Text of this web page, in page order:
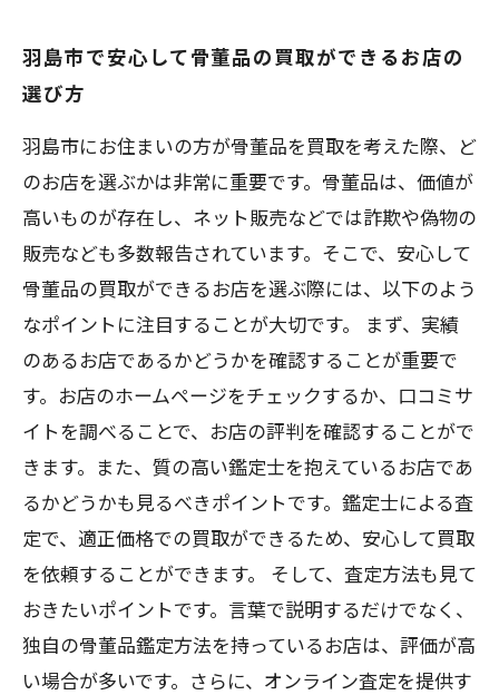
羽島市で安心して骨董品の買取ができるお店の
選び方
羽島市にお住まいの方が骨董品を買取を考えた際、ど
のお店を選ぶかは非常に重要です。骨董品は、価値が
高いものが存在し、ネット販売などでは詐欺や偽物の
販売なども多数報告されています。そこで、安心して
骨董品の買取ができるお店を選ぶ際には、以下のよう
なポイントに注目することが大切です。 まず、実績
のあるお店であるかどうかを確認することが重要で
す。お店のホームページをチェックするか、口コミサ
イトを調べることで、お店の評判を確認することがで
きます。また、質の高い鑑定士を抱えているお店であ
るかどうかも見るべきポイントです。鑑定士による査
定で、適正価格での買取ができるため、安心して買取
を依頼することができます。 そして、査定方法も見て
おきたいポイントです。言葉で説明するだけでなく、
独自の骨董品鑑定方法を持っているお店は、評価が高
い場合が多いです。さらに、オンライン査定を提供す